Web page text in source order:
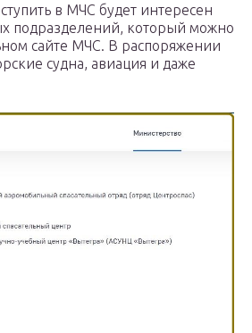
в МЧС будет интересен
подразделений, который можно
сайте МЧС. В распоряжении
судна, авиация и даже